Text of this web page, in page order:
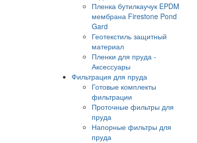
Пленка бутилкаучук EPDM
мембрана Firestone Pond
Gard
Геотекстиль защитный
материал
Пленки для пруда -
Аксессуары
Фильтрация для пруда
Готовые комплекты
фильтрации
Проточные фильтры для
пруда
Напорные фильтры для
пруда